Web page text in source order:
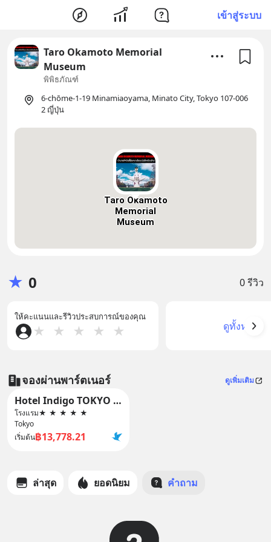
เข้าสู่ระบบ
Taro Okamoto Memorial
Museum
พิพิธภัณฑ์
6-chōme-1-19 Minamiaoyama, Minato City, Tokyo 107-006
2 ญี่ปุ่น
Taro Okamoto
Memorial
Museum
★ 0 0 รีวิว
ให้คะแนนและรีวิวประสบการณ์ของคุณ
★ ★ ★ ★ ★ ดูทั้งหมด
จองผ่านพาร์ตเนอร์ ดูเพิ่มเติม
Hotel Indigo TOKYO SHIBUYA by IHG
โรงแรม★ ★ ★ ★ ★
Tokyo
เริ่มต้น฿13,778.21
ล่าสุด ยอดนิยม คำถาม